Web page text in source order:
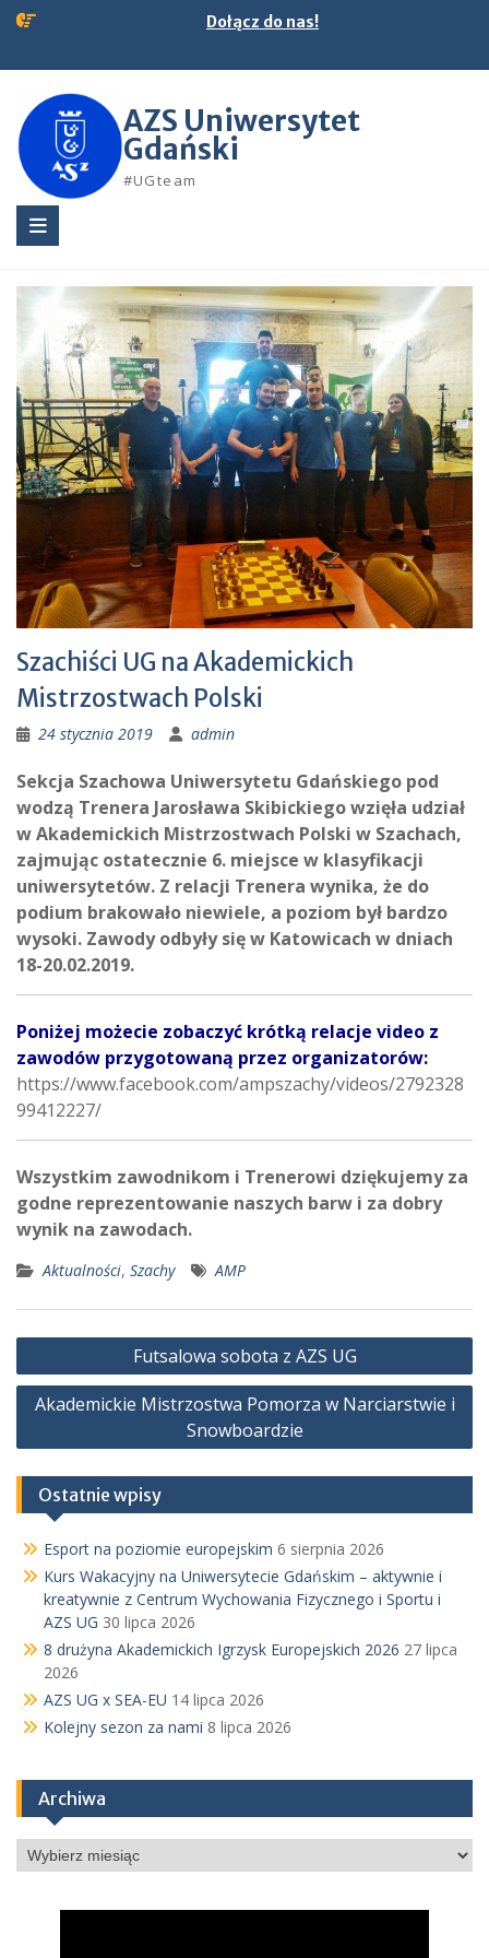
Skip
Dołącz do nas!
AZS Uniwersytet
Gdański
#UGteam
Szachiści UG na Akademickich
Mistrzostwach Polski
24 stycznia 2019 admin
Sekcja Szachowa Uniwersytetu Gdańskiego pod
wodzą Trenera Jarosława Skibickiego wzięła udział
w Akademickich Mistrzostwach Polski w Szachach,
zajmując ostatecznie 6. miejsce w klasyfikacji
uniwersytetów. Z relacji Trenera wynika, że do
podium brakowało niewiele, a poziom był bardzo
wysoki. Zawody odbyły się w Katowicach w dniach
18-20.02.2019.
Poniżej możecie zobaczyć krótką relacje video z
zawodów przygotowaną przez organizatorów:
https://www.facebook.com/ampszachy/videos/2792328
99412227/
Wszystkim zawodnikom i Trenerowi dziękujemy za
godne reprezentowanie naszych barw i za dobry
wynik na zawodach.
Aktualności, Szachy AMP
Nawigacja
wpisu
Futsalowa sobota z AZS UG
Akademickie Mistrzostwa Pomorza w Narciarstwie i
Snowboardzie
Ostatnie wpisy
Esport na poziomie europejskim 6 sierpnia 2026
Kurs Wakacyjny na Uniwersytecie Gdańskim – aktywnie i
kreatywnie z Centrum Wychowania Fizycznego i Sportu i
AZS UG 30 lipca 2026
8 drużyna Akademickich Igrzysk Europejskich 2026 27 lipca
2026
AZS UG x SEA-EU 14 lipca 2026
Kolejny sezon za nami 8 lipca 2026
Archiwa
Archiwa